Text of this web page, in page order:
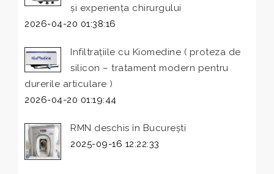
și experiența chirurgului
2026-04-20 01:38:16
Infiltrațiile cu Kiomedine ( proteza de
silicon – tratament modern pentru
durerile articulare )
2026-04-20 01:19:44
RMN deschis în București
2025-09-16 12:22:33